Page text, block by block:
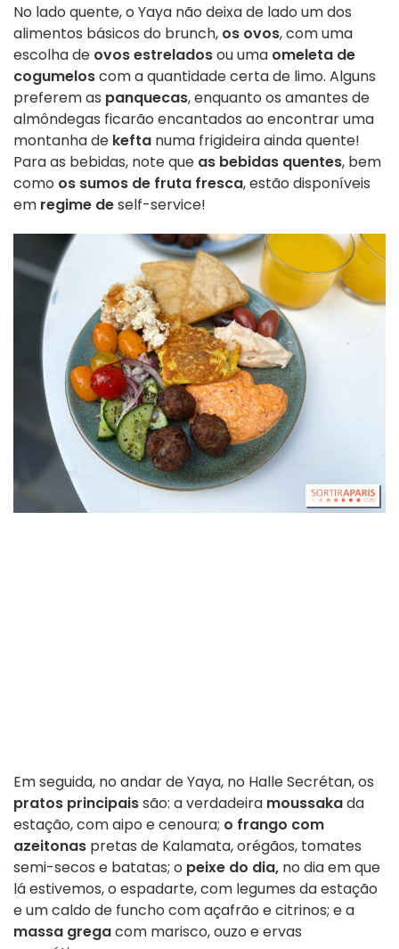
No lado quente, o Yaya não deixa de lado um dos
alimentos básicos do brunch, os ovos, com uma
escolha de ovos estreladosou uma omeleta de
cogumeloscom a quantidade certa de limo. Alguns
preferem as panquecas, enquanto os amantes de
almôndegas ficarão encantados ao encontrar uma
montanha de kefta numa frigideira ainda quente!
Para as bebidas, note que as bebidas quentes, bem
como os sumos de fruta fresca, estão disponíveis
em regime deself-service!
Em seguida, no andar de Yaya, no Halle Secrétan, os
pratos principaissão: a verdadeira moussakada
estação, com aipo e cenoura; o frango com
azeitonas pretas de Kalamata, orégãos, tomates
semi-secos e batatas; o peixe do dia, no dia em que
lá estivemos, o espadarte, com legumes da estação
e um caldo de funcho com açafrão e citrinos; e a
massa gregacom marisco, ouzo e ervas